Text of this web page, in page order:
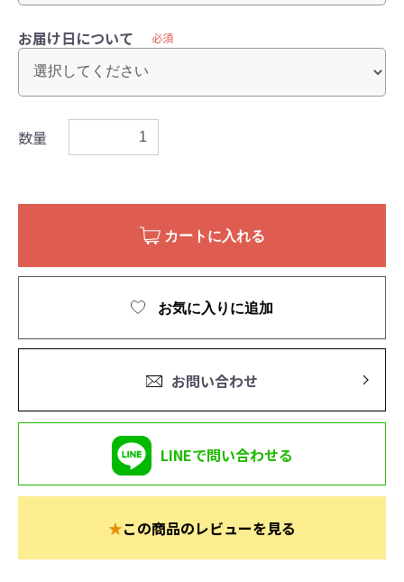
お届け日について 必須
数量
カートに入れる
お気に入りに追加
お問い合わせ
LINEで問い合わせる
★この商品のレビューを見る